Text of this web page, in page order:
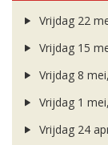
Vrijdag 22
Vrijdag 15
Vrijdag 8
Vrijdag 1
Vrijdag 24